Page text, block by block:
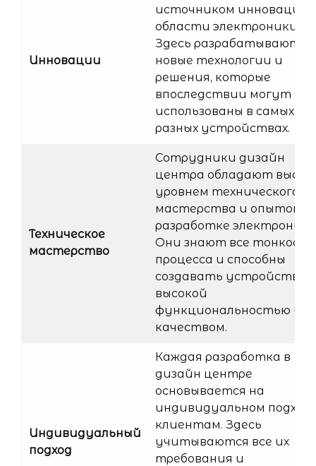
Инновации
источником инноваций
области электроники.
Здесь разрабатываются
новые технологии и
решения, которые
впоследствии могут
использованы в самых
разных устройствах.
Техническое
мастерство
Сотрудники дизайн
центра обладают
уровнем технического
мастерства и опытом в
разработке
Они знают все
процесса и способны
создавать устройства с
высокой
функциональностью и
качеством.
Индивидуальный
подход
Каждая разработка в
дизайн центре
основывается на
индивидуальном
клиентам. Здесь
учитываются все их
требования и